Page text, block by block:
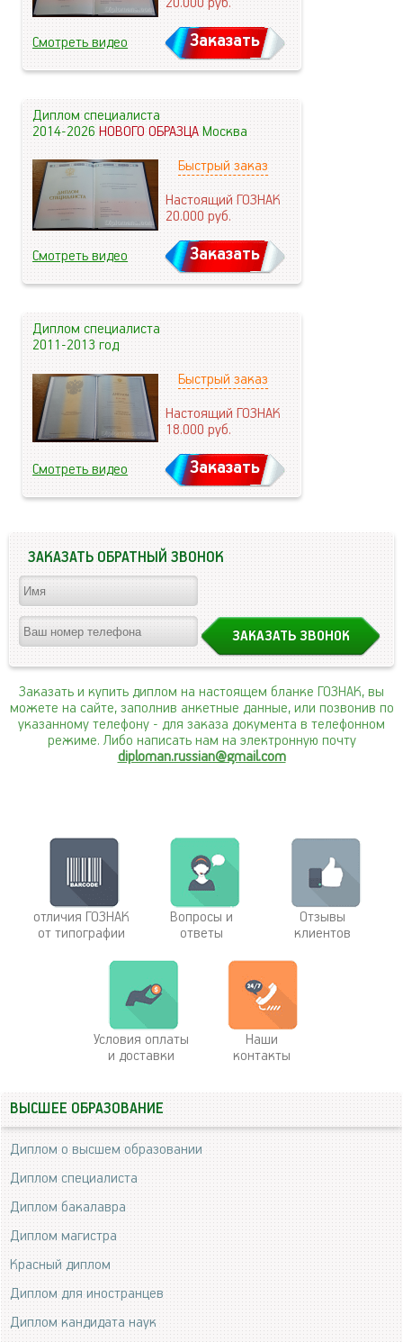
Смотреть видео Заказать
Диплом специалиста
2014-2026НОВОГО ОБРАЗЦАМосква
Быстрый заказ
Настоящий ГОЗНАК
20.000руб.
Смотреть видео Заказать
Диплом специалиста
2011-2013 год
Быстрый заказ
Настоящий ГОЗНАК
18.000руб.
Смотреть видео Заказать
ЗАКАЗАТЬ ОБРАТНЫЙ ЗВОНОК
Заказать и купить диплом на настоящем бланке ГОЗНАК, вы
можете на сайте, заполнив анкетные данные, или позвонив по
указанному телефону - для заказа документа в телефонном
режиме. Либо написать нам на электронную почту
diploman.russian@gmail.com
отличия ГОЗНАК
от типографии
Вопросы и
ответы
Отзывы
клиентов
Условия оплаты
и доставки
Наши
контакты
ВЫСШЕЕ ОБРАЗОВАНИЕ
Диплом о высшем образовании
Диплом специалиста
Диплом бакалавра
Диплом магистра
Красный диплом
Диплом для иностранцев
Диплом кандидата наук